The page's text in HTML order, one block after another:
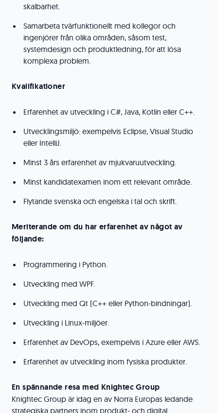
skalbarhet.
Samarbeta tvärfunktionellt med kollegor och
ingenjörer från olika områden, såsom test,
systemdesign och produktledning, för att lösa
komplexa problem.
Kvalifikationer
Erfarenhet av utveckling i C#, Java, Kotlin eller C++.
Utvecklingsmiljö: exempelvis Eclipse, Visual Studio
eller IntelliJ.
Minst 3 års erfarenhet av mjukvaruutveckling.
Minst kandidatexamen inom ett relevant område.
Flytande svenska och engelska i tal och skrift.
Meriterande om du har erfarenhet av något av
följande:
Programmering i Python.
Utveckling med WPF.
Utveckling med Qt (C++ eller Python-bindningar).
Utveckling i Linux-miljöer.
Erfarenhet av DevOps, exempelvis i Azure eller AWS.
Erfarenhet av utveckling inom fysiska produkter.
En spännande resa med Knightec Group
Knightec Group är idag en av Norra Europas ledande
strategiska partners inom produkt- och digital